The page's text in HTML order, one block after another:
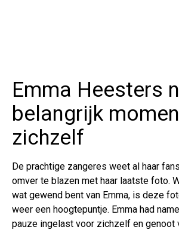
Emma Heesters
belangrijk
zichzelf
De prachtige zangeres weet al haar
omver te blazen met haar laatste foto.
wat gewend bent van Emma, is deze
weer een hoogtepuntje. Emma had
pauze ingelast voor zichzelf en genoot